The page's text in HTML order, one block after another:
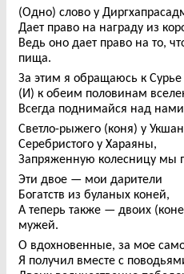
(Одно) слово у
Дает право на награду из
Ведь оно дает право на то,
пища.
За этим я обращаюсь к Сурье
(И) к обеим половинам
Всегда поднимайся над
Светло-рыжего (коня) у
Серебристого у Хараяны,
Запряженную колесницу мы
Эти двое — мои дарители
Богатств из буланых коней,
А теперь также — двоих
мужей.
О вдохновенные, за мое
Я получил вместе с